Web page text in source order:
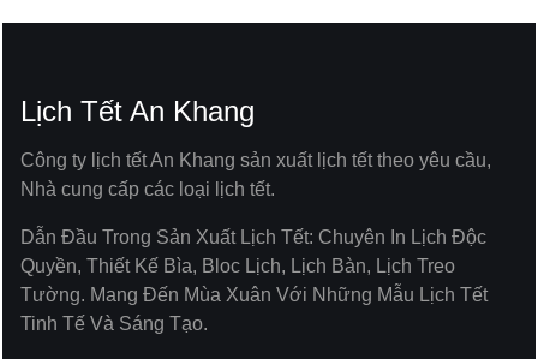
Lịch Tết An Khang
Công ty lịch tết An Khang sản xuất lịch tết theo yêu cầu,
Nhà cung cấp các loại lịch tết.
Dẫn Đầu Trong Sản Xuất Lịch Tết: Chuyên In Lịch Độc
Quyền, Thiết Kế Bìa, Bloc Lịch, Lịch Bàn, Lịch Treo
Tường. Mang Đến Mùa Xuân Với Những Mẫu Lịch Tết
Tinh Tế Và Sáng Tạo.